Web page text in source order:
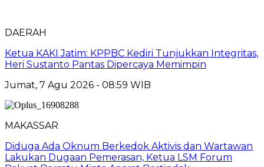
DAERAH
Ketua KAKI Jatim: KPPBC Kediri Tunjukkan Integritas,
Heri Sustanto Pantas Dipercaya Memimpin
Jumat, 7 Agu 2026 - 08:59 WIB
MAKASSAR
Diduga Ada Oknum Berkedok Aktivis dan Wartawan
Lakukan Dugaan Pemerasan, Ketua LSM Forum